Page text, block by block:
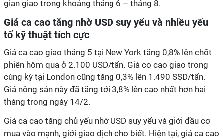
gian giao trong khoảng tháng 6 – tháng 8.
Giá ca cao tăng nhờ USD suy yếu và nhiều yếu
tố kỹ thuật tích cực
Giá ca cao giao tháng 5 tại New York tăng 0,8% lên chốt
phiên hôm qua ở 2.100 USD/tấn. Giá co cao giao trong
cùng kỳ tại London cũng tăng 0,3% lên 1.490 SSD/tấn.
Giá nông sản này đã tăng tới 3,8% lên cao nhất hơn hai
tháng trong ngày 14/2.
Giá ca cao tăng chủ yếu nhờ USD suy yếu và giới đầu cơ
mua vào mạnh, giới giao dịch cho biết. Hiện tại, giá ca cao